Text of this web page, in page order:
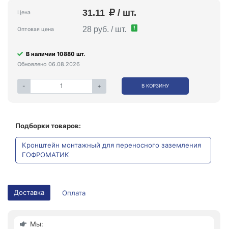
Цена 31.11 / шт.
Оптовая цена 28 руб. / шт. !
В наличии 10880 шт.
Обновлено 06.08.2026
- + В КОРЗИНУ
Подборки товаров:
Кронштейн монтажный для переносного заземления
ГОФРОМАТИК
Доставка Оплата
Мы: